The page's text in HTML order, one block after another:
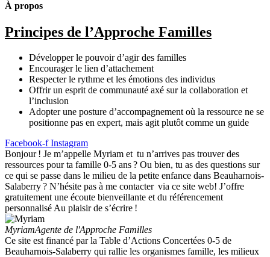
À propos
Principes de l’Approche Familles
Développer le pouvoir d’agir des familles
Encourager le lien d’attachement
Respecter le rythme et les émotions des individus
Offrir un esprit de communauté axé sur la collaboration et
l’inclusion
Adopter une posture d’accompagnement où la ressource ne se
positionne pas en expert, mais agit plutôt comme un guide
Facebook-f Instagram
Bonjour ! Je m’appelle Myriam et tu n’arrives pas trouver des
ressources pour ta famille 0-5 ans ? Ou bien, tu as des questions sur
ce qui se passe dans le milieu de la petite enfance dans Beauharnois-
Salaberry ? N’hésite pas à me contacter via ce site web! J’offre
gratuitement une écoute bienveillante et du référencement
personnalisé Au plaisir de s’écrire !
MyriamAgente de l'Approche Familles
Ce site est financé par la Table d’Actions Concertées 0-5 de
Beauharnois-Salaberry qui rallie les organismes famille, les milieux